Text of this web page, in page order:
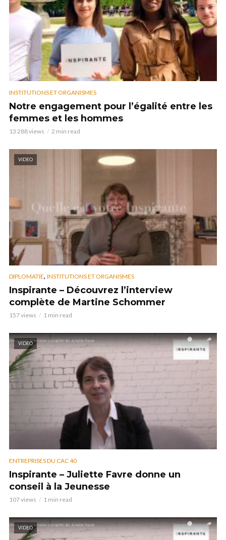
INSTITUTIONS ET ORGANISMES
Notre engagement pour l’égalité entre les
femmes et les hommes
13 288 views 2 min read
VIDEO
DIPLOMATIE, INSTITUTIONS ET ORGANISMES
Inspirante – Découvrez l’interview
complète de Martine Schommer
157 views 1 min read
VIDEO
ENTREPRISES DU CAC 40
Inspirante – Juliette Favre donne un
conseil à la Jeunesse
107 views 1 min read
VIDEO